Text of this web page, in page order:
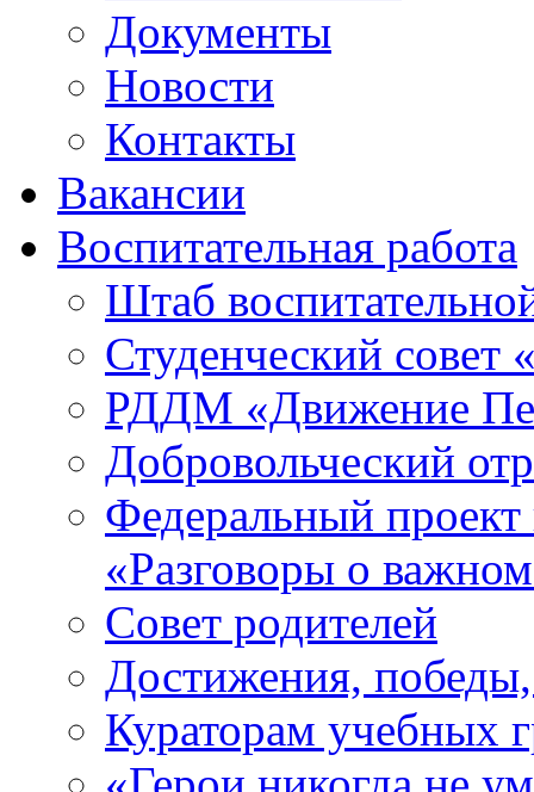
Документы
Новости
Контакты
Вакансии
Воспитательная работа
Штаб
Студенческий совет
РДДМ «Движение
Добровольческий
Федеральный
«Разговоры о
Совет родителей
Достижения,
Кураторам учебных